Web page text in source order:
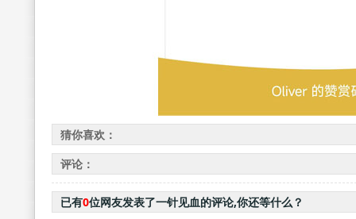
猜你喜欢：
评论：
已有0位网友发表了一针见血的评论,你还等什么？